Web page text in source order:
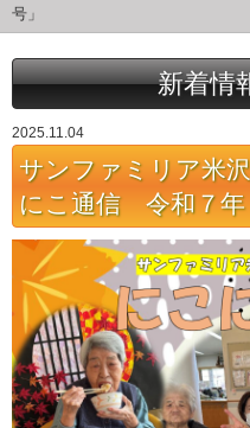
号」
新着情
2025.11.04
サンファミリア米
にこ通信 令和７年